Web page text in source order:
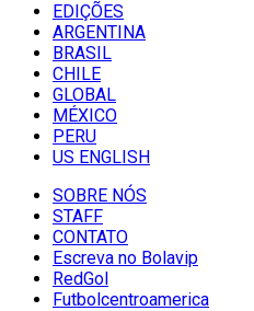
EDIÇÕES
ARGENTINA
BRASIL
CHILE
GLOBAL
MÉXICO
PERU
US ENGLISH
SOBRE NÓS
STAFF
CONTATO
Escreva no Bolavip
RedGol
Futbolcentroamerica